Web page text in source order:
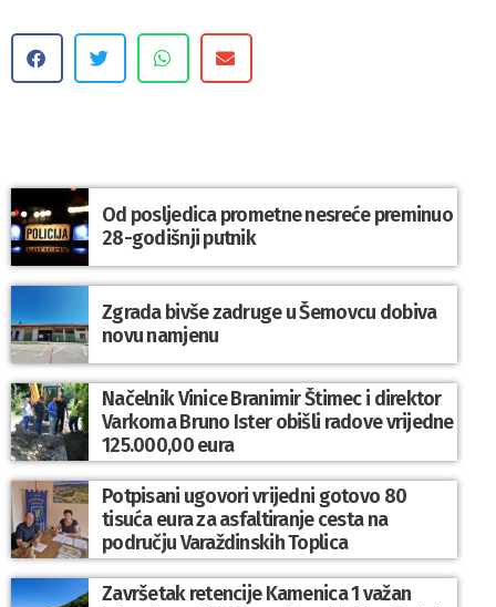
Od posljedica prometne nesreće preminuo
28-godišnji putnik
Zgrada bivše zadruge u Šemovcu dobiva
novu namjenu
Načelnik Vinice Branimir Štimec i direktor
Varkoma Bruno Ister obišli radove vrijedne
125.000,00 eura
Potpisani ugovori vrijedni gotovo 80
tisuća eura za asfaltiranje cesta na
području Varaždinskih Toplica
Završetak retencije Kamenica 1 važan